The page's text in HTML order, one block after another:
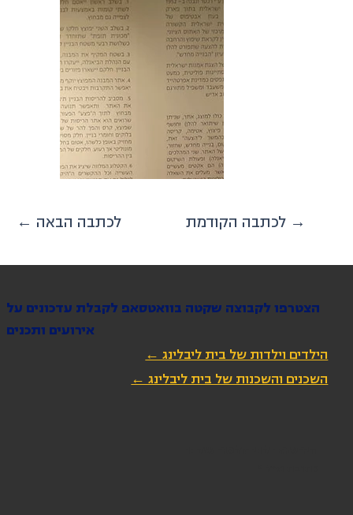
← לכתבה הבאה לכתבה הקודמת →
הצטרפו לקבוצה שקטה בוואטסאפ לקבלת עדכונים על
אירועים ותכנים
הילדים וילדות של בית ליבלינג ←
השכנים והשכנות של בית ליבלינג ←